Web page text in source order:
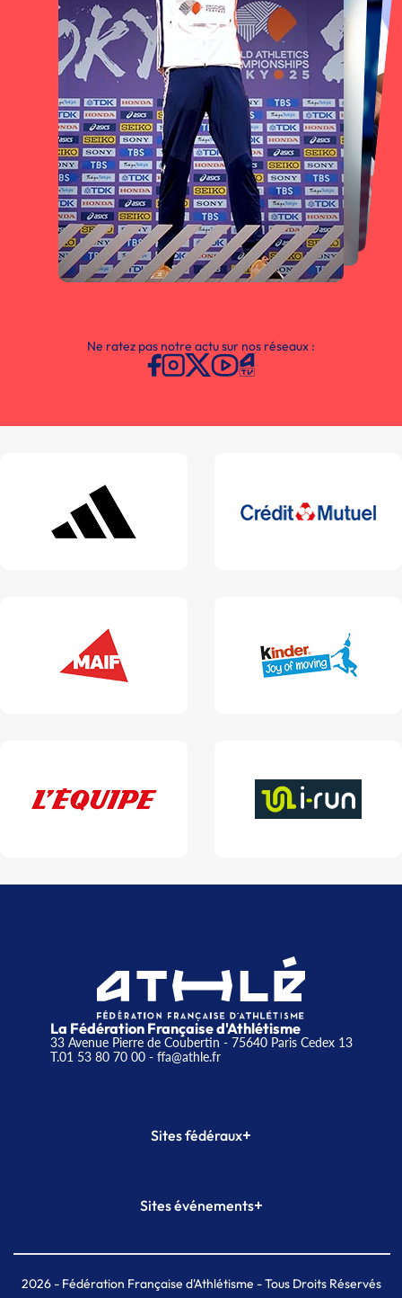
Ne ratez pas notre actu sur nos réseaux :
La Fédération Française d'Athlétisme
33 Avenue Pierre de Coubertin - 75640 Paris Cedex 13
T.01 53 80 70 00- ffa@athle.fr
Sites fédéraux+
Plateforme Formation
Sites événements+
Meeting de Paris indoor
MAIF Ekiden de Paris
2026- Fédération Française d'Athlétisme - Tous Droits Réservés